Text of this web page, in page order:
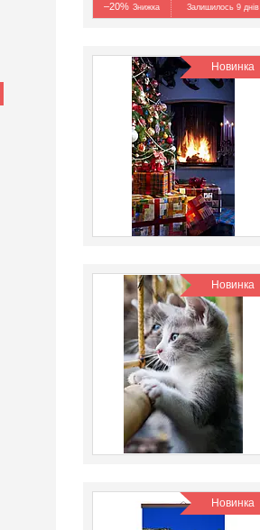
–20% Залишилось 9 днів
Новинка
Новинка
Новинка